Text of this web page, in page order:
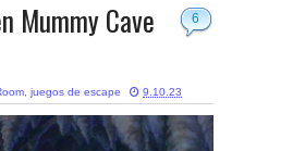
6
Mummy Cave
, juegos de escape 9.10.23